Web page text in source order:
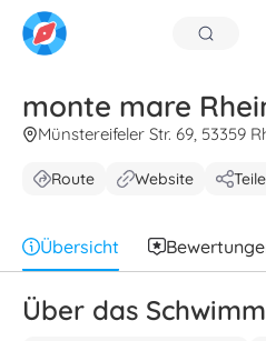
monte mare
Münstereifeler Str. 69, 53359
Route Website
Übersicht
Über das